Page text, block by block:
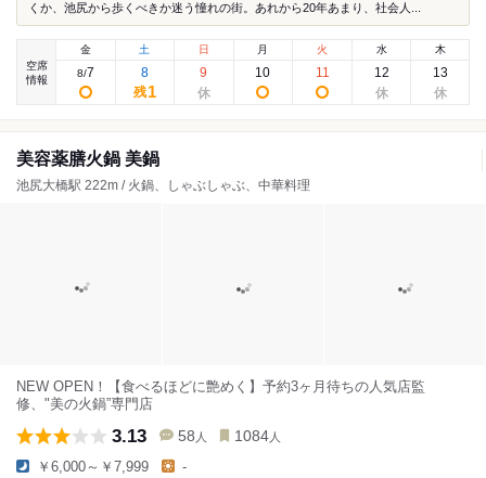
くか、池尻から歩くべきか迷う憧れの街。あれから20年あまり、社会人...
空席
情報
金
8/7
土
8
残1
日
9
月
10
火
11
水
12
木
13
美容薬膳火鍋 美鍋
池尻大橋駅 222m / 火鍋、しゃぶしゃぶ、中華料理
NEW OPEN！【食べるほどに艶めく】予約3ヶ月待ちの人気店監
修、"美の火鍋”専門店
3.13 58 人 1084 人
￥6,000～￥7,999 -